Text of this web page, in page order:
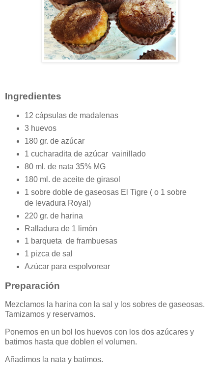
Ingredientes
12 cápsulas de madalenas
3 huevos
180 gr. de azúcar
1 cucharadita de azúcar vainillado
80 ml. de nata 35% MG
180 ml. de aceite de girasol
1 sobre doble de gaseosas El Tigre ( o 1 sobre
de levadura Royal)
220 gr. de harina
Ralladura de 1 limón
1 barqueta de frambuesas
1 pizca de sal
Azúcar para espolvorear
Preparación
Mezclamos la harina con la sal y los sobres de gaseosas.
Tamizamos y reservamos.
Ponemos en un bol los huevos con los dos azúcares y
batimos hasta que doblen el volumen.
Añadimos la nata y batimos.